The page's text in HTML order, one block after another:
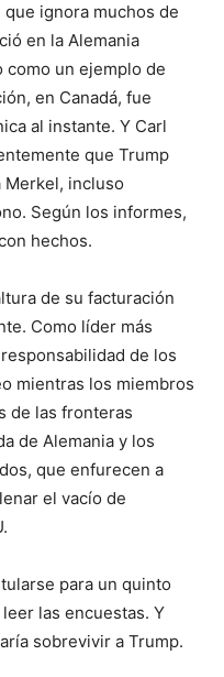
ignora muchos de
en la Alemania
como un ejemplo de
en Canadá, fue
al instante. Y Carl
que Trump
Merkel, incluso
Según los informes,
hechos.
de su facturación
Como líder más
de los
mientras los miembros
de las fronteras
de Alemania y los
que enfurecen a
el vacío de
para un quinto
las encuestas. Y
sobrevivir a Trump.